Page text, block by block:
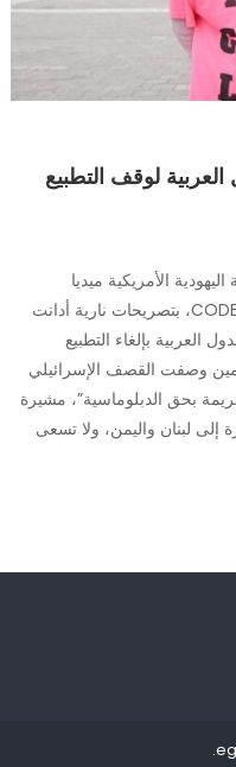
لوقف التطبيع
الأمريكية ميديا
بنجامين، المؤسسة المشاركة لحركة CODEPINK، بتصريحات نارية أدانت
العربية بإلغاء التطبيع
وصفت القصف الإسرائيلي
بحق الدبلوماسية”، مشيرة
لبنان واليمن، ولا تسعى
.